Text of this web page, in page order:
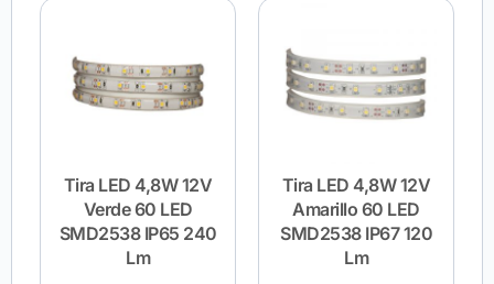
Tira LED 4,8W 12V
Verde 60 LED
SMD2538 IP65 240
Lm
Tira LED 4,8W 12V
Amarillo 60 LED
SMD2538 IP67 120
Lm